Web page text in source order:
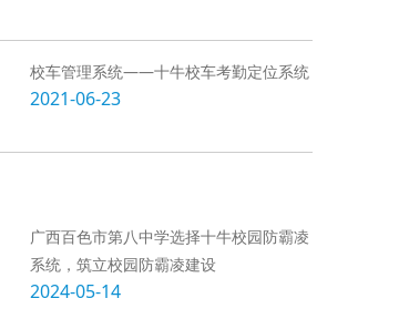
校车管理系统——十牛校车考勤定位系统
2021-06-23
广西百色市第八中学选择十牛校园防霸凌
系统，筑立校园防霸凌建设
2024-05-14